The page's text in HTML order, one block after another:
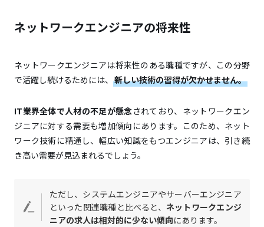
ネットワークエンジニアの将来性
ネットワークエンジニアは将来性のある職種ですが、この分野
で活躍し続けるためには、新しい技術の習得が欠かせません。
IT業界全体で人材の不足が懸念されており、ネットワークエン
ジニアに対する需要も増加傾向にあります。このため、ネット
ワーク技術に精通し、幅広い知識をもつエンジニアは、引き続
き高い需要が見込まれるでしょう。
ただし、システムエンジニアやサーバーエンジニア
といった関連職種と比べると、 ネットワークエンジ
ニアの求人は相対的に少ない傾向にあります。